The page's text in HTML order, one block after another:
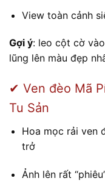
View toàn cảnh
Gợi ý: leo cột cờ
lũng lên màu đẹp
✔ Ven đèo Mã
Tu Sản
Hoa mọc rải ven
trở
Ảnh lên rất